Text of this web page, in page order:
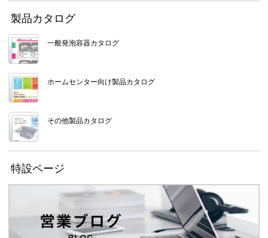
製品カタログ
一般発泡容器カタログ
ホームセンター向け製品カタログ
その他製品カタログ
特設ページ